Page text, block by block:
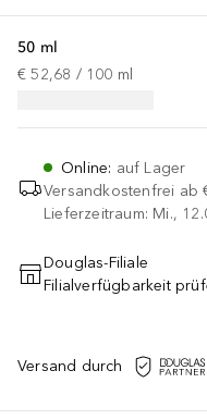
50 ml
€ 52,68 / 100 ml
Online: auf Lager
Versandkostenfrei ab
Lieferzeitraum: Mi.,
IN
Douglas-Filiale
Filialverfügbarkeit
Versand durch